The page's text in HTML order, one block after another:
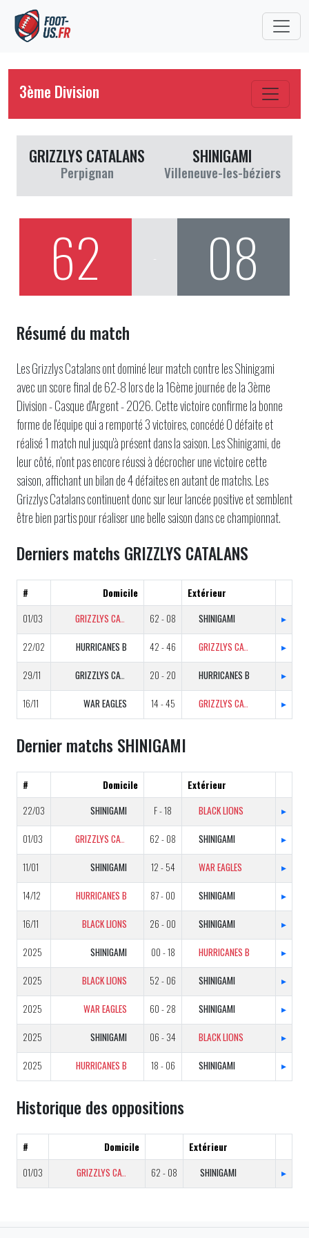
3ème Division
GRIZZLYS CATALANS
Perpignan
SHINIGAMI
Villeneuve-les-béziers
62 08
Résumé du match
Les Grizzlys Catalans ont dominé leur match contre les Shinigami
avec un score final de 62-8 lors de la 16ème journée de la 3ème
Division - Casque d'Argent - 2026. Cette victoire confirme la bonne
forme de l'équipe qui a remporté 3 victoires, concédé 0 défaite et
réalisé 1 match nul jusqu'à présent dans la saison. Les Shinigami, de
leur côté, n'ont pas encore réussi à décrocher une victoire cette
saison, affichant un bilan de 4 défaites en autant de matchs. Les
Grizzlys Catalans continuent donc sur leur lancée positive et semblent
être bien partis pour réaliser une belle saison dans ce championnat.
Derniers matchs GRIZZLYS CATALANS
# Domicile
Extérieur
01/03
GRIZZLYS CATALANS B 62 - 08 SHINIGAMI ▸
22/02 HURRICANES B 42 - 46 GRIZZLYS CATALANS B ▸
29/11 GRIZZLYS CATALANS B 20 - 20 HURRICANES B ▸
16/11 WAR EAGLES 14 - 45 GRIZZLYS CATALANS B ▸
Dernier matchs SHINIGAMI
# Domicile
Extérieur
22/03
SHINIGAMI F - 18 BLACK LIONS ▸
01/03 GRIZZLYS CATALANS B 62 - 08 SHINIGAMI ▸
11/01 SHINIGAMI 12 - 54 WAR EAGLES ▸
14/12 HURRICANES B 87 - 00 SHINIGAMI ▸
16/11 BLACK LIONS 26 - 00 SHINIGAMI ▸
2025 SHINIGAMI 00 - 18 HURRICANES B ▸
2025 BLACK LIONS 52 - 06 SHINIGAMI ▸
2025 WAR EAGLES 60 - 28 SHINIGAMI ▸
2025 SHINIGAMI 06 - 34 BLACK LIONS ▸
2025 HURRICANES B 18 - 06 SHINIGAMI ▸
Historique des oppositions
# Domicile
Extérieur
01/03
GRIZZLYS CATALANS B 62 - 08 SHINIGAMI ▸